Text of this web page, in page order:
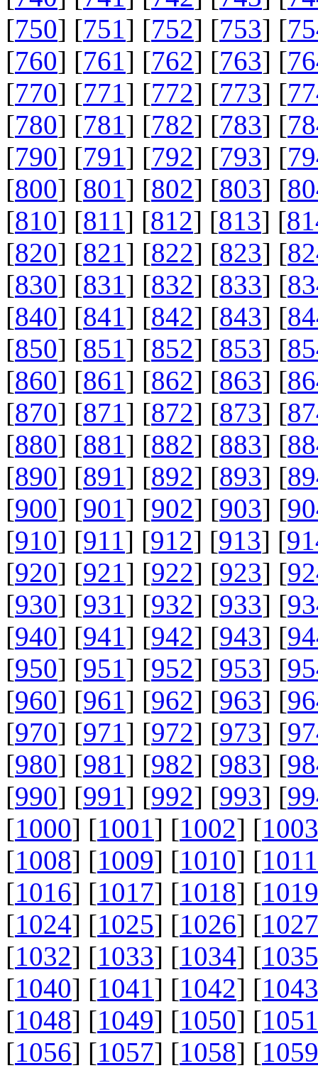
[750] [751] [752] [753] [
[760] [761] [762] [763] [
[770] [771] [772] [773] [
[780] [781] [782] [783] [
[790] [791] [792] [793] [
[800] [801] [802] [803] [
[810] [811] [812] [813] [
[820] [821] [822] [823] [
[830] [831] [832] [833] [
[840] [841] [842] [843] [
[850] [851] [852] [853] [
[860] [861] [862] [863] [
[870] [871] [872] [873] [
[880] [881] [882] [883] [
[890] [891] [892] [893] [
[900] [901] [902] [903] [
[910] [911] [912] [913] [
[920] [921] [922] [923] [
[930] [931] [932] [933] [
[940] [941] [942] [943] [
[950] [951] [952] [953] [
[960] [961] [962] [963] [
[970] [971] [972] [973] [
[980] [981] [982] [983] [
[990] [991] [992] [993] [
[1000] [1001] [1002] [1003
[1008] [1009] [1010] [1011
[1016] [1017] [1018] [1019
[1024] [1025] [1026] [1027
[1032] [1033] [1034] [1035
[1040] [1041] [1042] [1043
[1048] [1049] [1050] [1051
[1056] [1057] [1058] [1059